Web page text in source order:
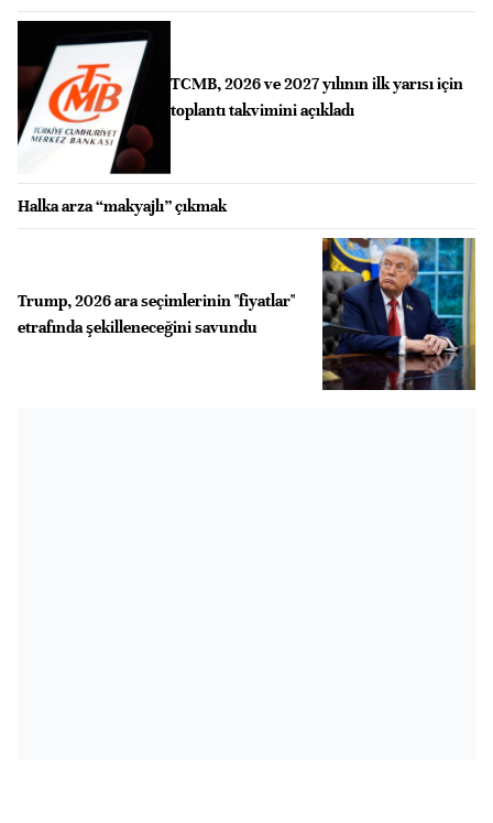
TCMB, 2026 ve 2027 yılının ilk yarısı için
toplantı takvimini açıkladı
Halka arza “makyajlı” çıkmak
Trump, 2026 ara seçimlerinin "fiyatlar"
etrafında şekilleneceğini savundu